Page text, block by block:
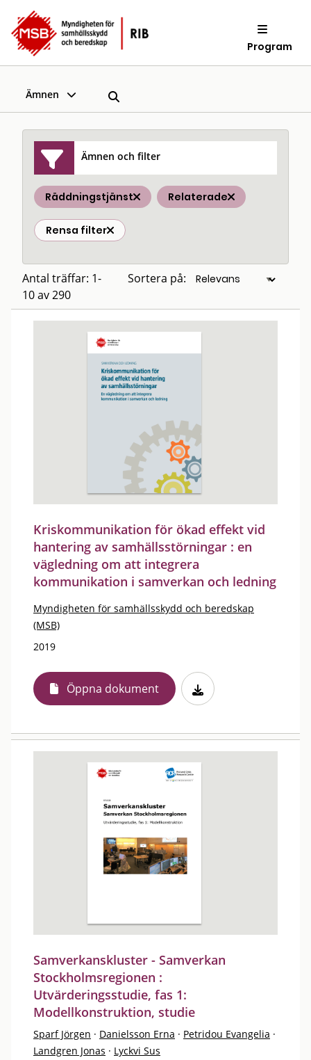
Program
Ämnen
Ämnen och filter
Räddningstjänst Relaterade
Rensa filter
Antal träffar: 1-
10 av 290
Sortera på:
Kriskommunikation för ökad effekt vid
hantering av samhällsstörningar : en
vägledning om att integrera
kommunikation i samverkan och ledning
Myndigheten för samhällsskydd och beredskap
(MSB)
2019
Öppna dokument
Samverkanskluster - Samverkan
Stockholmsregionen :
Utvärderingsstudie, fas 1:
Modellkonstruktion, studie
Sparf Jörgen · Danielsson Erna · Petridou Evangelia ·
Landgren Jonas · Lyckvi Sus